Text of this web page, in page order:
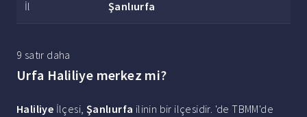
İl Şanlıurfa
9 satır daha
Urfa Haliliye merkez mi?
Haliliye İlçesi, Şanlıurfa ilinin bir ilçesidir. 'de TBMM'de